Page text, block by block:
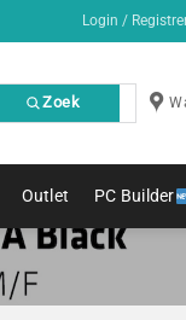
Login /
Zoek
Outlet PC Builder